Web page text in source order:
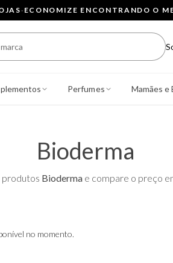
· ECONOMIZE ENCONTRANDO O
Perfumes Mamães e
Bioderma
produtos Biodermae compare o preço
no momento.